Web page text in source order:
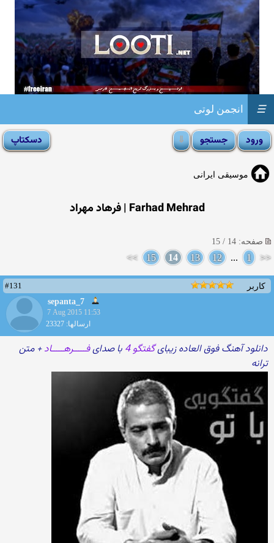
انجمن لوتی ☰
موسیقی ایرانی
Farhad Mehrad | فرهاد مهراد
صفحه: 14 / 15
<<
1
...
12
13
14
15
>>
کاربر
#131
sepanta_7
7 Aug 2015 11:53
ارسالها: 23327
دانلود آهنگ فوق العاده زیبایگفتگو 4 با صدایفـــــرهـــــاد+ متن
ترانه